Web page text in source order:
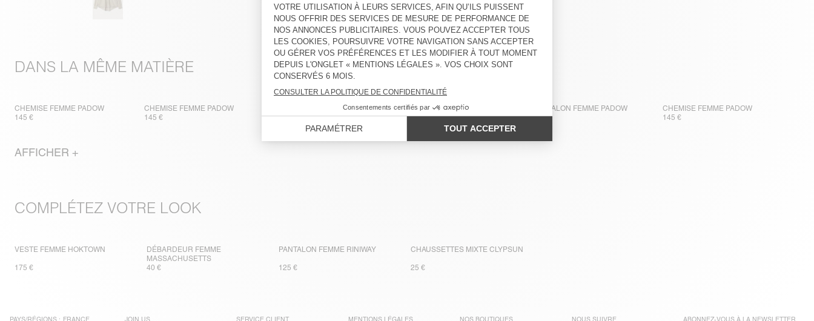
DANS LA MÊME MATIÈRE
CHEMISE FEMME PADOW
145 €
CHEMISE FEMME PADOW
145 €
PANTALON FEMME PADOW
130 €
PANTALON FEMME PADOW
130 €
PANTALON FEMME PADOW
130 €
CHEMISE FEMME PADOW
145 €
AFFICHER +
COMPLÉTEZ VOTRE LOOK
VESTE FEMME HOKTOWN
175 €
DÉBARDEUR FEMME
MASSACHUSETTS
40 €
PANTALON FEMME RINIWAY
125 €
CHAUSSETTES MIXTE CLYPSUN
25 €
PAYS/RÉGIONS : FRANCE JOIN US SERVICE CLIENT MENTIONS LÉGALES NOS BOUTIQUES NOUS SUIVRE ABONNEZ-VOUS À LA NEWSLETTER